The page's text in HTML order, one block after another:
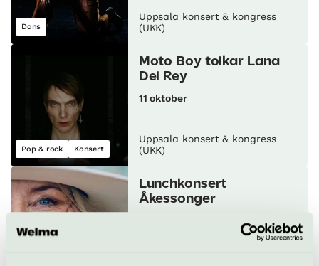
Dans
Uppsala konsert & kongress
(UKK)
Pop & rock Konsert
Moto Boy tolkar Lana
Del Rey
11 oktober
Uppsala konsert & kongress
(UKK)
Lunch­konsert
Åkessonger